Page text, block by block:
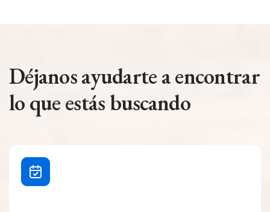
Déjanos ayudarte a encontrar
lo que estás buscando